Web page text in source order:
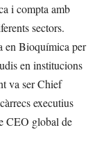
i compta amb
sectors.
en Bioquímica per
en institucions
va ser Chief
executius
CEO global de